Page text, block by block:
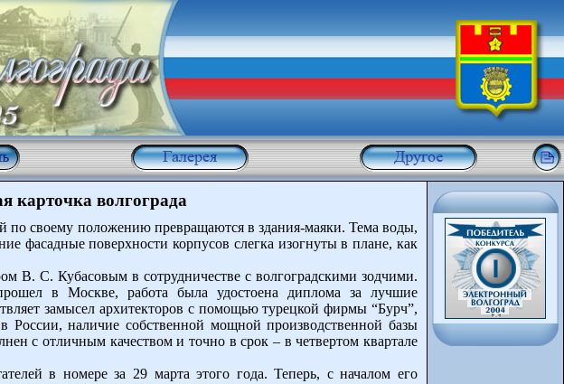
карточка волгограда
по своему положению превращаются в здания-маяки. Тема воды,
фасадные поверхности корпусов слегка изогнуты в плане, как
В. С. Кубасовым в сотрудничестве с волгоградскими зодчими.
в Москве, работа была удостоена диплома за лучшие
замысел архитекторов с помощью турецкой фирмы “Бурч”,
наличие собственной мощной производственной базы
с отличным качеством и точно в срок – в четвертом квартале
в номере за 29 марта этого года. Теперь, с началом его